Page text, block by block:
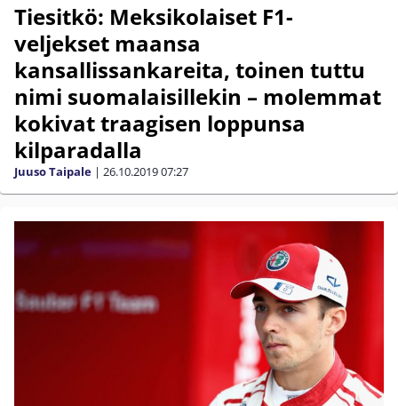
Tiesitkö: Meksikolaiset F1-
veljekset maansa
kansallissankareita, toinen tuttu
nimi suomalaisillekin – molemmat
kokivat traagisen loppunsa
kilparadalla
Juuso Taipale | 26.10.201907:27